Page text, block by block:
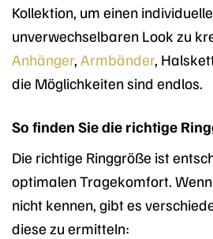
Kollektion, um einen
unverwechselbaren Look zu
Anhänger, Armbänder,
die Möglichkeiten sind endlos.
So finden Sie die richtige
Die richtige Ringgröße ist
optimalen Tragekomfort.
nicht kennen, gibt es
diese zu ermitteln: